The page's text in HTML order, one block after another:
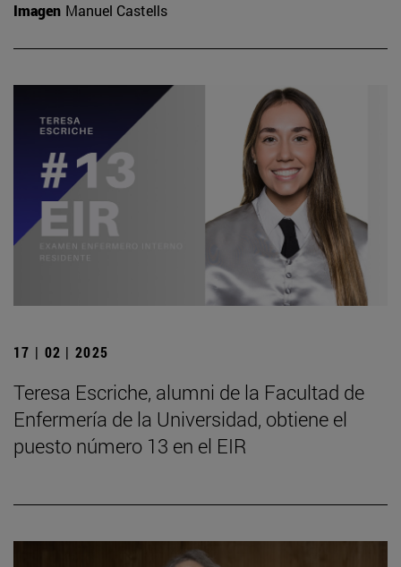
Imagen Manuel Castells
17 | 02 | 2025
Teresa Escriche, alumni de la Facultad de
Enfermería de la Universidad, obtiene el
puesto número 13 en el EIR